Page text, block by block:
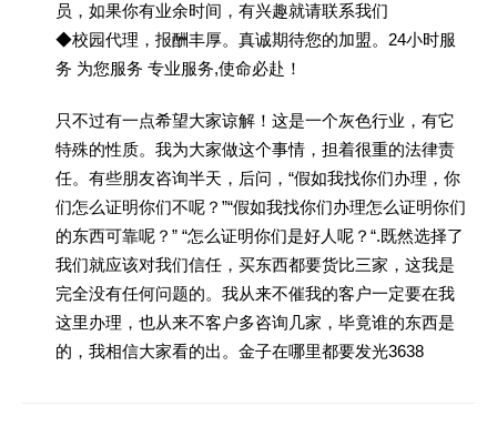
员，如果你有业余时间，有兴趣就请联系我们
◆校园代理，报酬丰厚。真诚期待您的加盟。24小时服
务 为您服务 专业服务,使命必赴！
只不过有一点希望大家谅解！这是一个灰色行业，有它
特殊的性质。我为大家做这个事情，担着很重的法律责
任。有些朋友咨询半天，后问，“假如我找你们办理，你
们怎么证明你们不呢？”“假如我找你们办理怎么证明你们
的东西可靠呢？” “怎么证明你们是好人呢？“.既然选择了
我们就应该对我们信任，买东西都要货比三家，这我是
完全没有任何问题的。我从来不催我的客户一定要在我
这里办理，也从来不客户多咨询几家，毕竟谁的东西是
的，我相信大家看的出。金子在哪里都要发光3638